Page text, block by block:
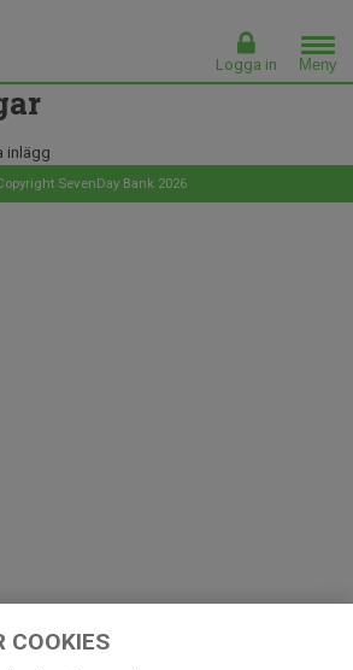
Logga in Meny
inlägg
SevenDay Bank 2026
COOKIES